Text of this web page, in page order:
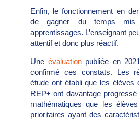
Enfin, le fonctionnement en
de gagner du temps
apprentissages. L’enseignant
attentif et donc plus réactif.
Une évaluationpubliée en
confirmé ces constats. Les
étude ont établi que les élèves
REP+ ont davantage
mathématiques que les
prioritaires ayant des